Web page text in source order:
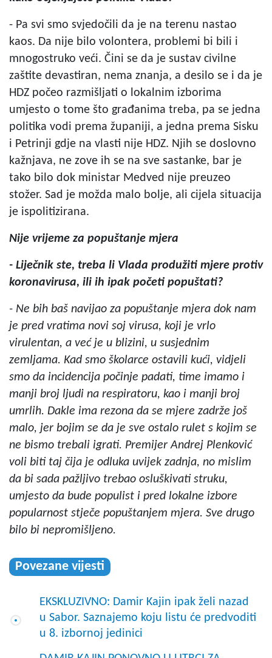
- Pa svi smo svjedočili da je na terenu nastao
kaos. Da nije bilo volontera, problemi bi bili i
mnogostruko veći. Čini se da je sustav civilne
zaštite devastiran, nema znanja, a desilo se i da je
HDZ počeo razmišljati o lokalnim izborima
umjesto o tome što građanima treba, pa se jedna
politika vodi prema županiji, a jedna prema Sisku
i Petrinji gdje na vlasti nije HDZ. Njih se doslovno
kažnjava, ne zove ih se na sve sastanke, bar je
tako bilo dok ministar Medved nije preuzeo
stožer. Sad je možda malo bolje, ali cijela situacija
je ispolitizirana.
Nije vrijeme za popuštanje mjera
- Liječnik ste, treba li Vlada produžiti mjere protiv
koronavirusa, ili ih ipak početi popuštati?
- Ne bih baš navijao za popuštanje mjera dok nam
je pred vratima novi soj virusa, koji je vrlo
virulentan, a već je u blizini, u susjednim
zemljama. Kad smo školarce ostavili kući, vidjeli
smo da incidencija počinje padati, time imamo i
manji broj ljudi na respiratoru, kao i manji broj
umrlih. Dakle ima rezona da se mjere zadrže još
malo, jer bojim se da je sve ostalo rulet s kojim se
ne bismo trebali igrati. Premijer Andrej Plenković
voli biti taj čija je odluka uvijek zadnja, no mislim
da bi sada pažljivo trebao osluškivati struku,
umjesto da bude populist i pred lokalne izbore
popularnost stječe popuštanjem mjera. Sve drugo
bilo bi nepromišljeno.
Povezane vijesti
EKSKLUZIVNO: Damir Kajin ipak želi nazad
u Sabor. Saznajemo koju listu će predvoditi
u 8. izbornoj jedinici